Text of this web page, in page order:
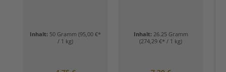
Inhalt: 50 Gramm (95,00 €*
/ 1 kg)
Inhalt: 26.25 Gramm
(274,29 €* / 1 kg)